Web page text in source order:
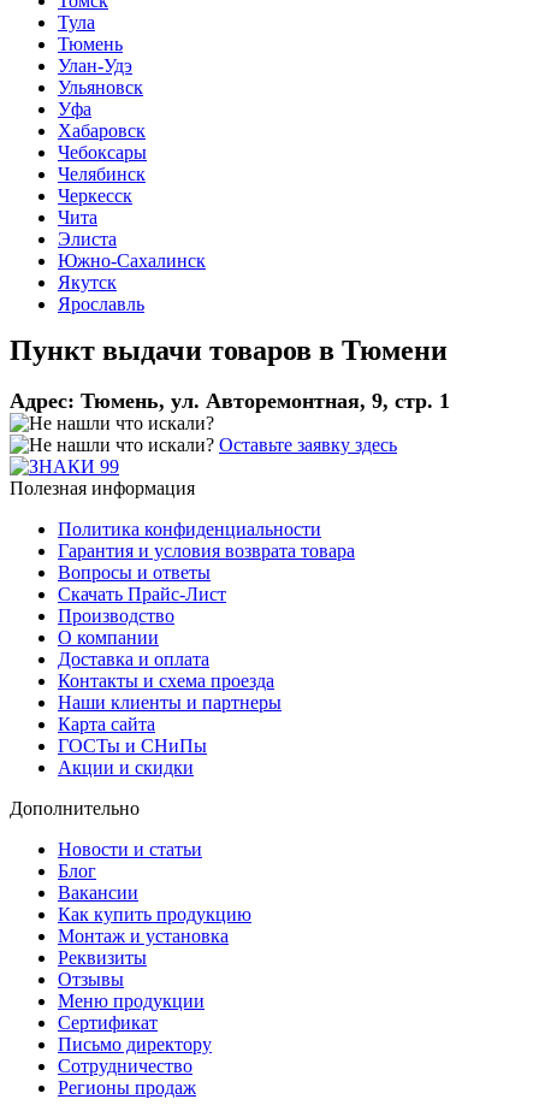
Тула
Тюмень
Улан-Удэ
Ульяновск
Уфа
Хабаровск
Чебоксары
Челябинск
Черкесск
Чита
Элиста
Южно-Сахалинск
Якутск
Ярославль
Пункт выдачи товаров в Тюмени
Адрес: Тюмень, ул. Авторемонтная, 9, стр. 1
Оставьте заявку здесь
Полезная информация
Политика конфиденциальности
Гарантия и условия возврата товара
Вопросы и ответы
Скачать Прайс-Лист
Производство
О компании
Доставка и оплата
Контакты и схема проезда
Наши клиенты и партнеры
Карта сайта
ГОСТы и СНиПы
Акции и скидки
Дополнительно
Новости и статьи
Блог
Вакансии
Как купить продукцию
Монтаж и установка
Реквизиты
Отзывы
Меню продукции
Сертификат
Письмо директору
Сотрудничество
Регионы продаж